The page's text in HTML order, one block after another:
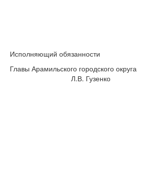
Исполняющий обязанности
Главы Арамильского городского
Л.В. Гузенко